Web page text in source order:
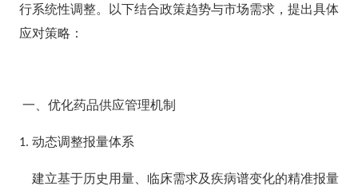
行系统性调整。以下结合政策趋势与市场需求，提出具体
应对策略：
一、优化药品供应管理机制
1. 动态调整报量体系
建立基于历史用量、临床需求及疾病谱变化的精准报量